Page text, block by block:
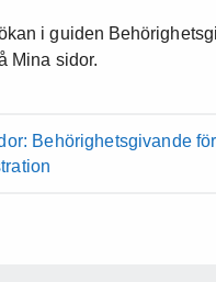
i guiden
Mina sidor.
Behörighetsgivande